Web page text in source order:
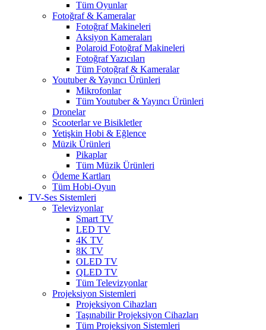
Tüm Oyunlar
Fotoğraf & Kameralar
Fotoğraf Makineleri
Aksiyon Kameraları
Polaroid Fotoğraf Makineleri
Fotoğraf Yazıcıları
Tüm Fotoğraf & Kameralar
Youtuber & Yayıncı Ürünleri
Mikrofonlar
Tüm Youtuber & Yayıncı Ürünleri
Dronelar
Scooterlar ve Bisikletler
Yetişkin Hobi & Eğlence
Müzik Ürünleri
Pikaplar
Tüm Müzik Ürünleri
Ödeme Kartları
Tüm Hobi-Oyun
TV-Ses Sistemleri
Televizyonlar
Smart TV
LED TV
4K TV
8K TV
OLED TV
QLED TV
Tüm Televizyonlar
Projeksiyon Sistemleri
Projeksiyon Cihazları
Taşınabilir Projeksiyon Cihazları
Tüm Projeksiyon Sistemleri